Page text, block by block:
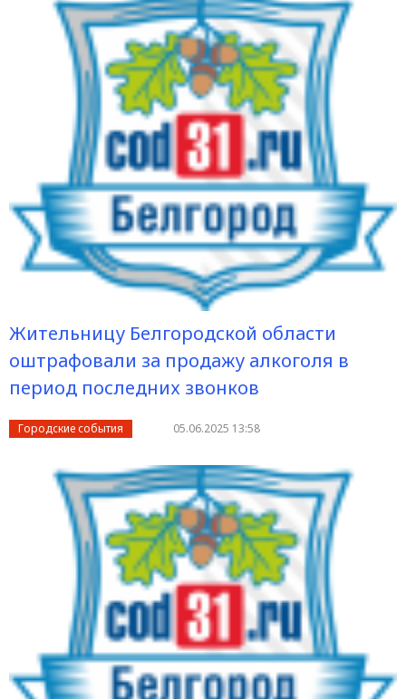
Жительницу Белгородской области
оштрафовали за продажу алкоголя в
период последних звонков
Городские события 05.06.2025 13:58